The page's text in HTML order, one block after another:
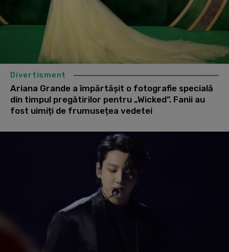
Divertisment
Ariana Grande a împărtășit o fotografie specială
din timpul pregătirilor pentru „Wicked”. Fanii au
fost uimiți de frumusețea vedetei